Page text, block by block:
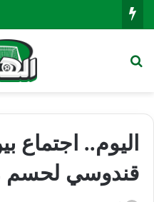
اليوم.. اجتماع
قندوسي لحسم